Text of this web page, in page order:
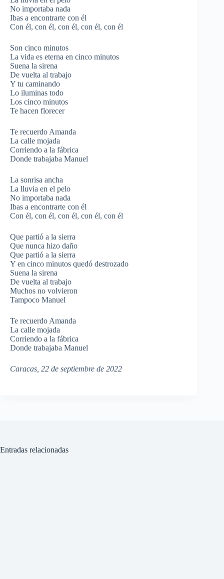
No importaba nada
Ibas a encontrarte con él
Con él, con él, con él, con él, con él
Son cinco minutos
La vida es eterna en cinco minutos
Suena la sirena
De vuelta al trabajo
Y tu caminando
Lo iluminas todo
Los cinco minutos
Te hacen florecer
Te recuerdo Amanda
La calle mojada
Corriendo a la fábrica
Donde trabajaba Manuel
La sonrisa ancha
La lluvia en el pelo
No importaba nada
Ibas a encontrarte con él
Con él, con él, con él, con él, con él
Que partió a la sierra
Que nunca hizo daño
Que partió a la sierra
Y en cinco minutos quedó destrozado
Suena la sirena
De vuelta al trabajo
Muchos no volvieron
Tampoco Manuel
Te recuerdo Amanda
La calle mojada
Corriendo a la fábrica
Donde trabajaba Manuel
Caracas, 22 de septiembre de 2022
Entradas relacionadas